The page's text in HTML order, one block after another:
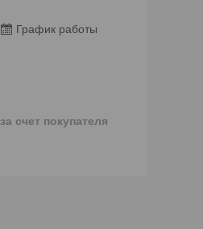
График работы
за счет покупателя